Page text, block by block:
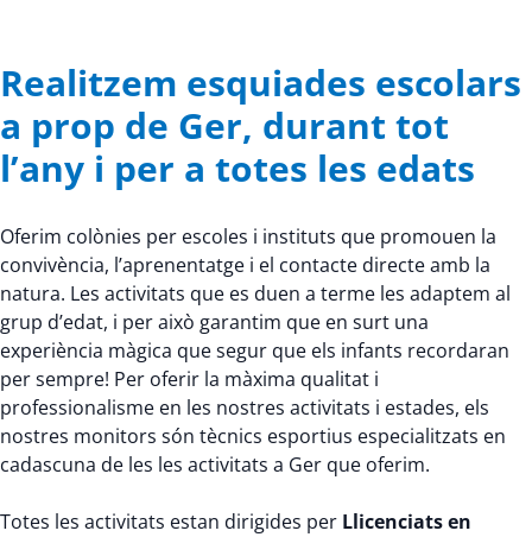
Realitzem esquiades escolars
a prop de Ger, durant tot
l’any i per a totes les edats
Oferim colònies per escoles i instituts que promouen la
convivència, l’aprenentatge i el contacte directe amb la
natura. Les activitats que es duen a terme les adaptem al
grup d’edat, i per això garantim que en surt una
experiència màgica que segur que els infants recordaran
per sempre! Per oferir la màxima qualitat i
professionalisme en les nostres activitats i estades, els
nostres monitors són tècnics esportius especialitzats en
cadascuna de les les activitats a Ger que oferim.
Totes les activitats estan dirigides per Llicenciats en